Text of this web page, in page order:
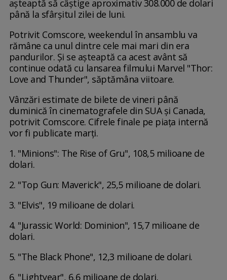
așteaptă să câștige aproximativ 308.000 de dolari
până la sfârșitul zilei de luni.
Potrivit Comscore, weekendul în ansamblu va
rămâne ca unul dintre cele mai mari din era
pandurilor. Și se așteaptă ca acest avânt să
continue odată cu lansarea filmului Marvel "Thor:
Love and Thunder", săptămâna viitoare.
Vânzări estimate de bilete de vineri până
duminică în cinematografele din SUA și Canada,
potrivit Comscore. Cifrele finale pe piața internă
vor fi publicate marți.
1. "Minions": The Rise of Gru", 108,5 milioane de
dolari.
2. "Top Gun: Maverick", 25,5 milioane de dolari.
3. "Elvis", 19 milioane de dolari.
4. "Jurassic World: Dominion", 15,7 milioane de
dolari.
5. "The Black Phone", 12,3 milioane de dolari.
6. "Lightyear", 6,6 milioane de dolari.